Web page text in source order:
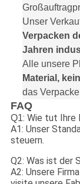
Unser
Verpacken
Jahren
Alle unsere
Material,
das
FAQ
Q1: Wie tut Ihre
A1: Unser
steuern.
Q2: Was ist der
A2: Unsere